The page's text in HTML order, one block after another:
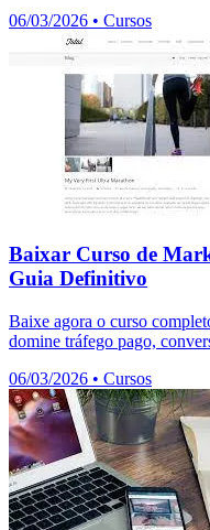
06/03/2026 • Cursos
Baixar Curso de
Guia Definitivo
Baixe agora o curso
domine tráfego pago,
06/03/2026 • Cursos